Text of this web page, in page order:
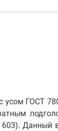
усом ГОСТ
603). Данный